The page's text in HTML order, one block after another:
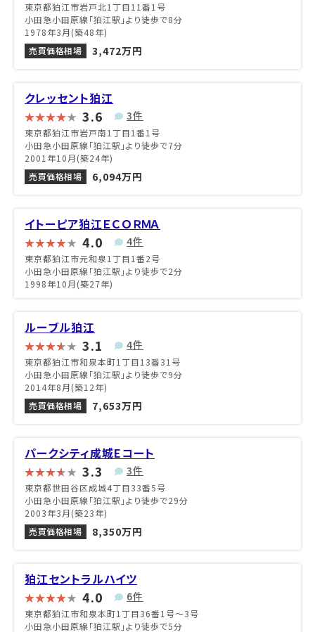
東京都狛江市岩戸北1丁目11番1号
小田急小田原線「狛江駅」より徒歩で8分
1978年3月(築48年)
売買価格相場
3,472万円
クレッセント狛江
3.6 3件
東京都狛江市岩戸南1丁目1番1号
小田急小田原線「狛江駅」より徒歩で7分
2001年10月(築24年)
売買価格相場
6,094万円
イトーピア狛江ＥＣＯＲＭＡ
4.0 4件
東京都狛江市元和泉1丁目1番2号
小田急小田原線「狛江駅」より徒歩で2分
1998年10月(築27年)
ルーブル狛江
3.1 4件
東京都狛江市和泉本町1丁目13番31号
小田急小田原線「狛江駅」より徒歩で9分
2014年8月(築12年)
売買価格相場
7,653万円
パークシティ成城Eコート
3.3 3件
東京都世田谷区成城4丁目33番5号
小田急小田原線「狛江駅」より徒歩で29分
2003年3月(築23年)
売買価格相場
8,350万円
狛江セントラルハイツ
4.0 6件
東京都狛江市和泉本町1丁目36番1号〜3号
小田急小田原線「狛江駅」より徒歩で5分